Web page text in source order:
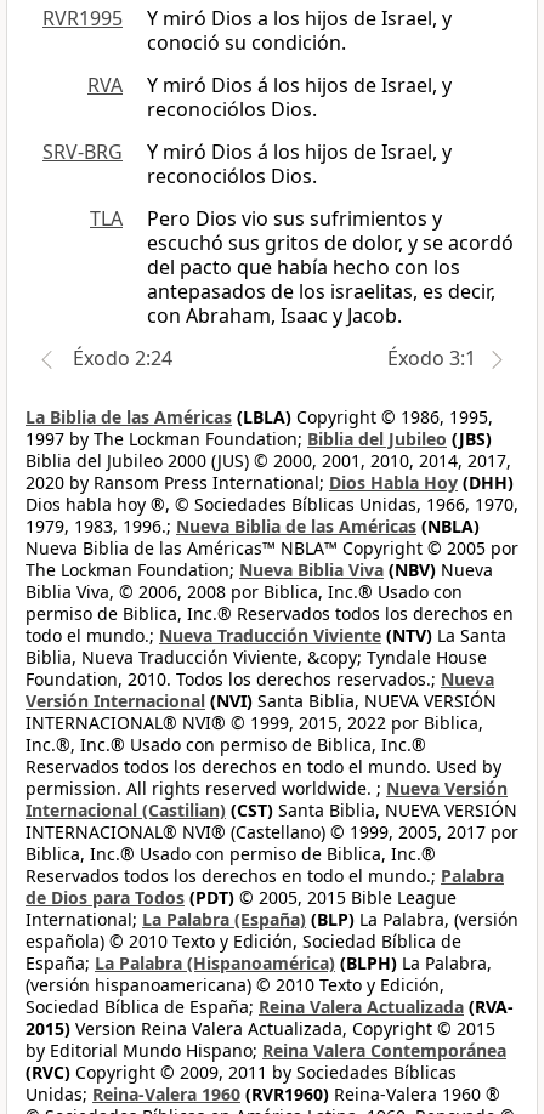
RVR1995
Y miró Dios a los hijos de Israel, y
conoció su condición.
RVA
Y miró Dios á los hijos de Israel, y
reconociólos Dios.
SRV-BRG
Y miró Dios á los hijos de Israel, y
reconociólos Dios.
TLA
Pero Dios vio sus sufrimientos y
escuchó sus gritos de dolor, y se acordó
del pacto que había hecho con los
antepasados de los israelitas, es decir,
con Abraham, Isaac y Jacob.
Éxodo 2:24
Éxodo 3:1
La Biblia de las Américas (LBLA) Copyright © 1986, 1995,
1997 by The Lockman Foundation; Biblia del Jubileo (JBS)
Biblia del Jubileo 2000 (JUS) © 2000, 2001, 2010, 2014, 2017,
2020 by Ransom Press International; Dios Habla Hoy (DHH)
Dios habla hoy ®, © Sociedades Bíblicas Unidas, 1966, 1970,
1979, 1983, 1996.; Nueva Biblia de las Américas (NBLA)
Nueva Biblia de las Américas™ NBLA™ Copyright © 2005 por
The Lockman Foundation; Nueva Biblia Viva (NBV) Nueva
Biblia Viva, © 2006, 2008 por Biblica, Inc.® Usado con
permiso de Biblica, Inc.® Reservados todos los derechos en
todo el mundo.; Nueva Traducción Viviente (NTV) La Santa
Biblia, Nueva Traducción Viviente, &copy; Tyndale House
Foundation, 2010. Todos los derechos reservados.; Nueva
Versión Internacional (NVI) Santa Biblia, NUEVA VERSIÓN
INTERNACIONAL® NVI® © 1999, 2015, 2022 por Biblica,
Inc.®, Inc.® Usado con permiso de Biblica, Inc.®
Reservados todos los derechos en todo el mundo. Used by
permission. All rights reserved worldwide. ; Nueva Versión
Internacional (Castilian) (CST) Santa Biblia, NUEVA VERSIÓN
INTERNACIONAL® NVI® (Castellano) © 1999, 2005, 2017 por
Biblica, Inc.® Usado con permiso de Biblica, Inc.®
Reservados todos los derechos en todo el mundo.; Palabra
de Dios para Todos (PDT) © 2005, 2015 Bible League
International; La Palabra (España) (BLP) La Palabra, (versión
española) © 2010 Texto y Edición, Sociedad Bíblica de
España; La Palabra (Hispanoamérica) (BLPH) La Palabra,
(versión hispanoamericana) © 2010 Texto y Edición,
Sociedad Bíblica de España; Reina Valera Actualizada (RVA-
2015) Version Reina Valera Actualizada, Copyright © 2015
by Editorial Mundo Hispano; Reina Valera Contemporánea
(RVC) Copyright © 2009, 2011 by Sociedades Bíblicas
Unidas; Reina-Valera 1960 (RVR1960) Reina-Valera 1960 ®